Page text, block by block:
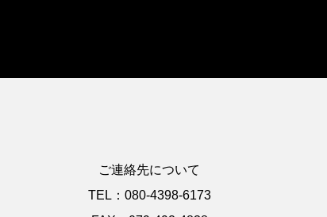
ご連絡先について
TEL：080-4398-6173